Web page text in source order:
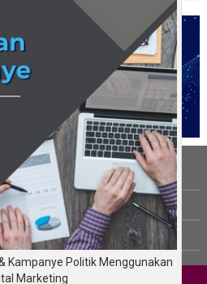
Kami
Berita
2026
Kampanye Politik Menggunakan
Marketing